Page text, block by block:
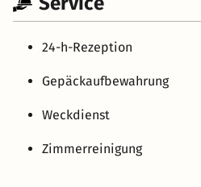
24-h-Rezeption
Gepäckaufbewahrung
Weckdienst
Zimmerreinigung